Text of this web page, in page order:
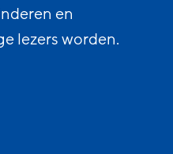
en
lezers worden.